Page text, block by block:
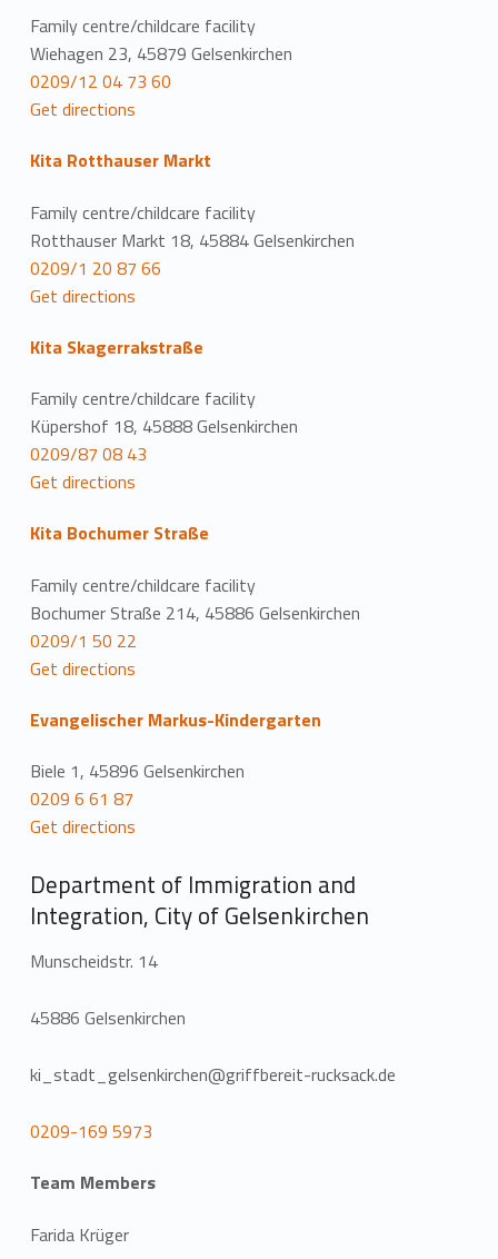
Family centre/childcare facility
Wiehagen 23, 45879 Gelsenkirchen
0209/12 04 73 60
Get directions
Kita Rotthauser Markt
Family centre/childcare facility
Rotthauser Markt 18, 45884 Gelsenkirchen
0209/1 20 87 66
Get directions
Kita Skagerrakstraße
Family centre/childcare facility
Küpershof 18, 45888 Gelsenkirchen
0209/87 08 43
Get directions
Kita Bochumer Straße
Family centre/childcare facility
Bochumer Straße 214, 45886 Gelsenkirchen
0209/1 50 22
Get directions
Evangelischer Markus-Kindergarten
Biele 1, 45896 Gelsenkirchen
0209 6 61 87
Get directions
Department of Immigration and
Integration, City of Gelsenkirchen
Munscheidstr. 14
45886 Gelsenkirchen
ki_stadt_gelsenkirchen@griffbereit-rucksack.de
0209-169 5973
Team Members
Farida Krüger